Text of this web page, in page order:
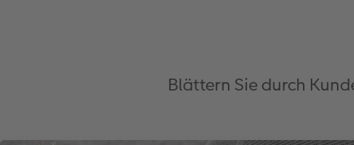
Blättern Sie durch